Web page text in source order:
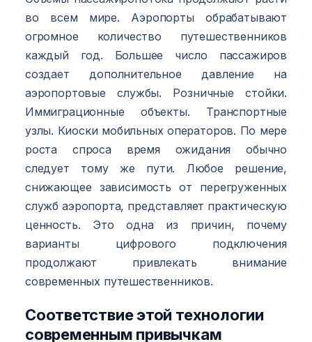
во всем мире. Аэропорты обрабатывают
огромное количество путешественников
каждый год. Большее число пассажиров
создает дополнительное давление на
аэропортовые службы. Розничные стойки.
Иммиграционные объекты. Транспортные
узлы. Киоски мобильных операторов. По мере
роста спроса время ожидания обычно
следует тому же пути. Любое решение,
снижающее зависимость от перегруженных
служб аэропорта, представляет практическую
ценность. Это одна из причин, почему
варианты цифрового подключения
продолжают привлекать внимание
современных путешественников.
Соответствие этой технологии
современным привычкам